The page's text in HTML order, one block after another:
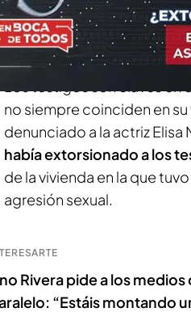
exportavoz de Sumar
que supuestamente la
Los testigos son claves en
no siempre coinciden en
denunciado a la actriz Elisa
había extorsionado a los
de la vivienda en la que
agresión sexual.
Rivera pide a los
“Estáis montando